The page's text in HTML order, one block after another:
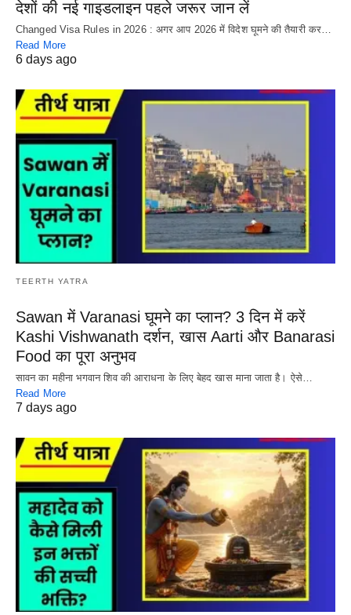
देशों की नई गाइडलाइन पहले जरूर जान लें
Changed Visa Rules in 2026 : अगर आप 2026 में विदेश घूमने की तैयारी कर…
Read More
6 days ago
TEERTH YATRA
Sawan में Varanasi घूमने का प्लान? 3 दिन में करें
Kashi Vishwanath दर्शन, खास Aarti और Banarasi
Food का पूरा अनुभव
सावन का महीना भगवान शिव की आराधना के लिए बेहद खास माना जाता है। ऐसे…
Read More
7 days ago